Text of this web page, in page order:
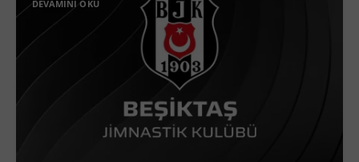
DEVAMINI OKU